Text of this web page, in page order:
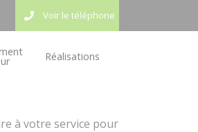
Voir le téléphone
Réalisations
à votre service pour